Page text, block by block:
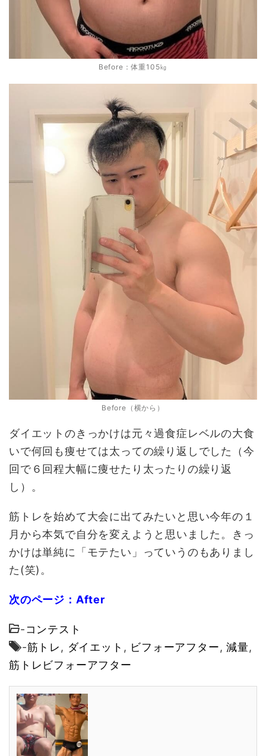
Before：体重105㎏
Before（横から）
ダイエットのきっかけは元々過食症レベルの大食
いで何回も痩せては太っての繰り返しでした（今
回で６回程大幅に痩せたり太ったりの繰り返
し）。
筋トレを始めて大会に出てみたいと思い今年の１
月から本気で自分を変えようと思いました。きっ
かけは単純に「モテたい」っていうのもありまし
た(笑)。
次のページ：After
-コンテスト
-筋トレ , ダイエット , ビフォーアフター,減量,
筋トレビフォーアフター